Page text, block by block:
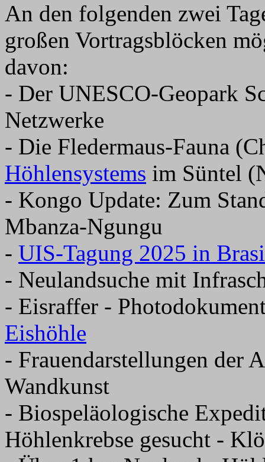
An den folgenden zwei
großen Vortragsblöcken
davon:
- Der UNESCO-Geopark
Netzwerke
- Die Fledermaus-Fauna
Höhlensystems im Süntel
- Kongo Update: Zum
Mbanza-Ngungu
- UIS-Tagung 2025 in
- Neulandsuche mit
- Eisraffer -
Eishöhle
- Frauendarstellungen der
Wandkunst
- Biospeläologische
Höhlenkrebse gesucht -